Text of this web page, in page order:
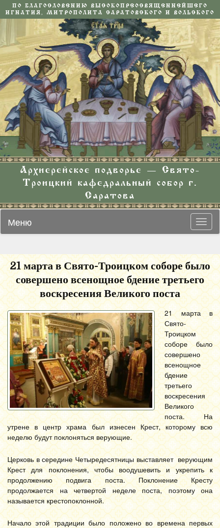
ПО БЛАГОСЛОВЕНИЮ ВЫСОКОПРЕОСВЯЩЕННЕЙШЕГО
ИГНАТИЯ, МИТРОПОЛИТА САРАТОВСКОГО И ВОЛЬСКОГО
Архиерейское подворье — Свято-
Троицкий кафедральный собор г.
Саратова
Меню
21 марта в Свято-Троицком соборе было
совершено всенощное бдение третьего
воскресения Великого поста
21 марта в
Свято-
Троицком
соборе было
совершено
всенощное
бдение
третьего
воскресения
Великого
поста. На
утрене в центр храма был изнесен Крест, которому всю
неделю будут поклоняться верующие.
Церковь в середине Четыредесятницы выставляет верующим
Крест для поклонения, чтобы воодушевить и укрепить к
продолжению подвига поста. Поклонение Кресту
продолжается на четвертой неделе поста, поэтому она
называется крестопоклонной.
Начало этой традиции было положено во времена первых